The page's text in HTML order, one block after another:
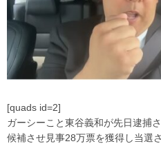
[quads id=2]
ガーシーこと東谷義和が先日逮捕
候補させ見事28万票を獲得し当選